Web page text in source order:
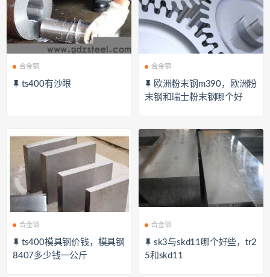
合金钢
ts400有沙眼
合金钢
欧洲粉末钢m390，欧洲粉
末钢和瑞士粉末钢哪个好
合金钢
ts400模具钢价钱，模具钢
8407多少钱一公斤
合金钢
sk3与skd11哪个好些，tr2
5和skd11